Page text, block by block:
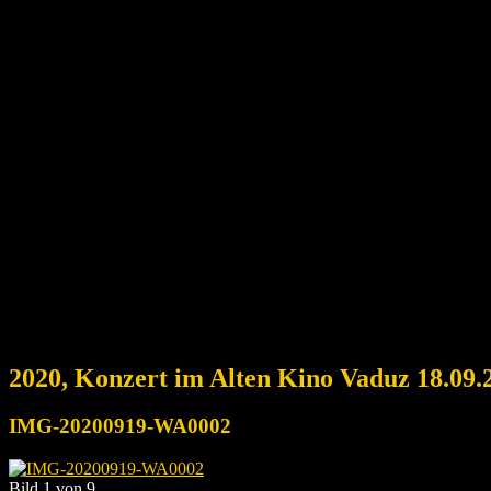
2020, Konzert im Alten Kino Vaduz
IMG-20200919-WA0002